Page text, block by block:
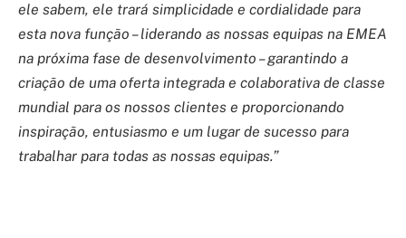
ele sabem, ele trará simplicidade e cordialidade para
esta nova função – liderando as nossas equipas na EMEA
na próxima fase de desenvolvimento – garantindo a
criação de uma oferta integrada e colaborativa de classe
mundial para os nossos clientes e proporcionando
inspiração, entusiasmo e um lugar de sucesso para
trabalhar para todas as nossas equipas.”